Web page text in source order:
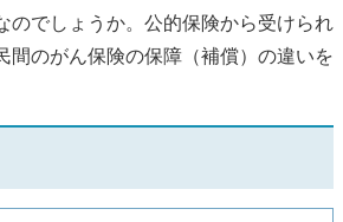
のでしょうか。公的保険から受けられ
間のがん保険の保障（補償）の違いを